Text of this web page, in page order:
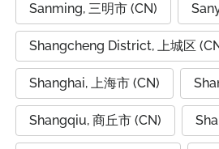
Sanming, 三明市 (CN)
Shangcheng District, 上城区
Shanghai, 上海市 (CN)
Shangqiu, 商丘市 (CN)